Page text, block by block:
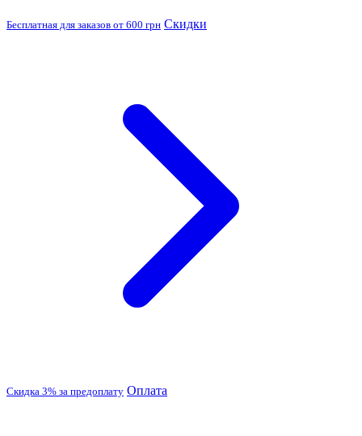
Бесплатная для заказов от 600 грн Скидки
Скидка 3% за предоплату Оплата